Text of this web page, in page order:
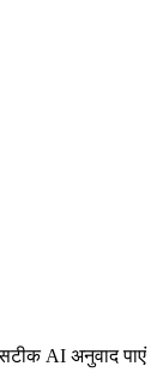
AI अनुवाद पाएं